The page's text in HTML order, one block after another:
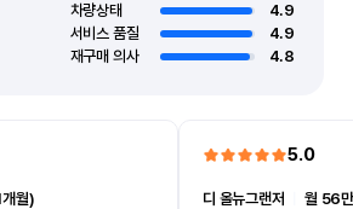
차량상태
4.9
서비스 품질
4.9
재구매 의사
4.8
월)
5.0
디 올뉴그랜저 ㅣ월 56